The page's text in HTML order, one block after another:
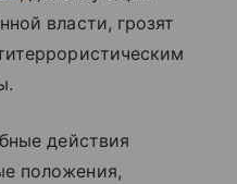
власти, грозят
действия
положения,